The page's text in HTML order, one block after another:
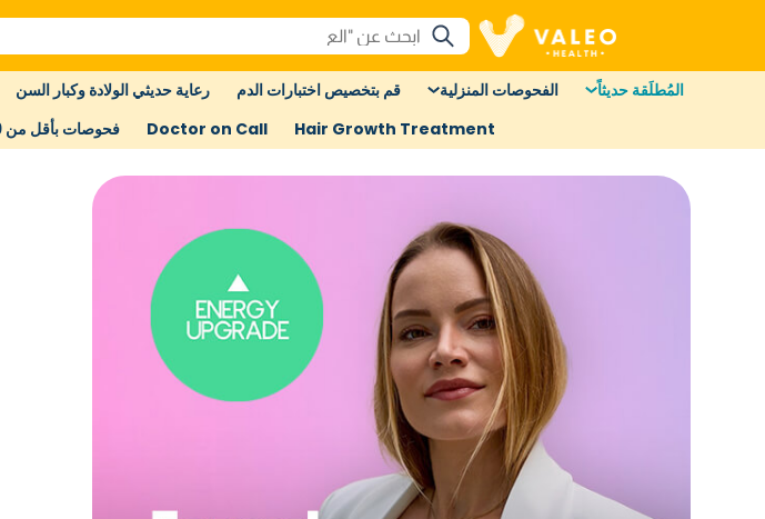
المُطلَقة حديثاً الفحوصات المنزلية قم بتخصيص اختبارات الدم رعاية حديثي الولادة وكبار السن
Hair Growth Treatment
Doctor on Call فحوصات بأقل من 99 درهماً